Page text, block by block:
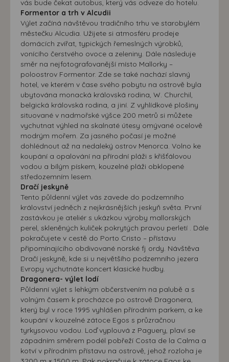
vás bude čekat autobus, který vás odveze do hotelu.
Formentor a trh v Alcudii
Výlet začíná návštěvou tradičního trhu ve starobylém
městečku Alcudia. Užijete si atmosféru prodeje
domácích zvířat, typických řemeslných výrobků,
vonícího čerstvého ovoce a zeleniny. Dále následuje
směr na nejfotografovanější místo Mallorky –
poloostrov Formentor. Zde se také nachází slavný
hotel, ve kterém v čase svého pobytu na ostrově byla
ubytována monacká královská rodina, W. Churchil,
belgická královská rodina, a jiní. Z vyhlídkové plošiny
situované v nadmořské výšce 200 metrů si můžete
vychutnat výhled na skalnaté útesy omývané ocelově
modrým mořem. Za jasného počasí je možné
dohlédnout až na nedaleký ostrov Menorca. Volno ke
koupání a opalování na přírodní pláži s křišťálovou
vodou a bílým pískem, kouzelné pláži obklopené
středozemním lesem.
Dračí jeskyně
Tento půldenní výlet vás zavede do podzemního
království jedněch z nejkrásnějších jeskyň světa. První
zastávkou je ateliér s ukázkou výroby mallorských
perel, skleněných kuliček pokrytých pravou perletí . Dále
pokračujete v cestě do Porto Cristo – přístavu
připomínajícího obdivované norské fj ordy. Návštěva
Dračí jeskyně, kde si u největšího podzemního jezera
Evropy vychutnáte koncert klasické hudby.
Dragonera- výlet lodí
Půldenní výlet s lehkým občerstvením na palubě a s
volným časem k procházce po ostrově Dragonera,
který byl v roce 1995 vyhlášen přírodním parkem, a ke
koupání v kouzelné zátoce Egos s průzračnou
tyrkysovou vodou. Loď vyplouvá z Paguery, plaví se
západním směrem podél pobřeží Costa de la Calma a
kotví v přírodním přístavu na ostrově, jehož rozloha je